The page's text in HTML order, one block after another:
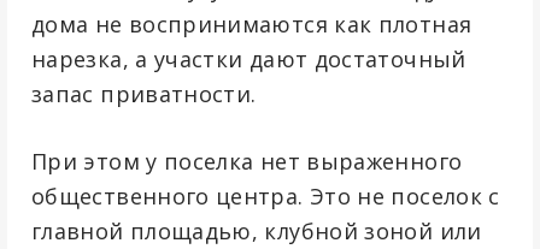
дома не воспринимаются как плотная
нарезка, а участки дают достаточный
запас приватности.
При этом у поселка нет выраженного
общественного центра. Это не поселок с
главной площадью, клубной зоной или